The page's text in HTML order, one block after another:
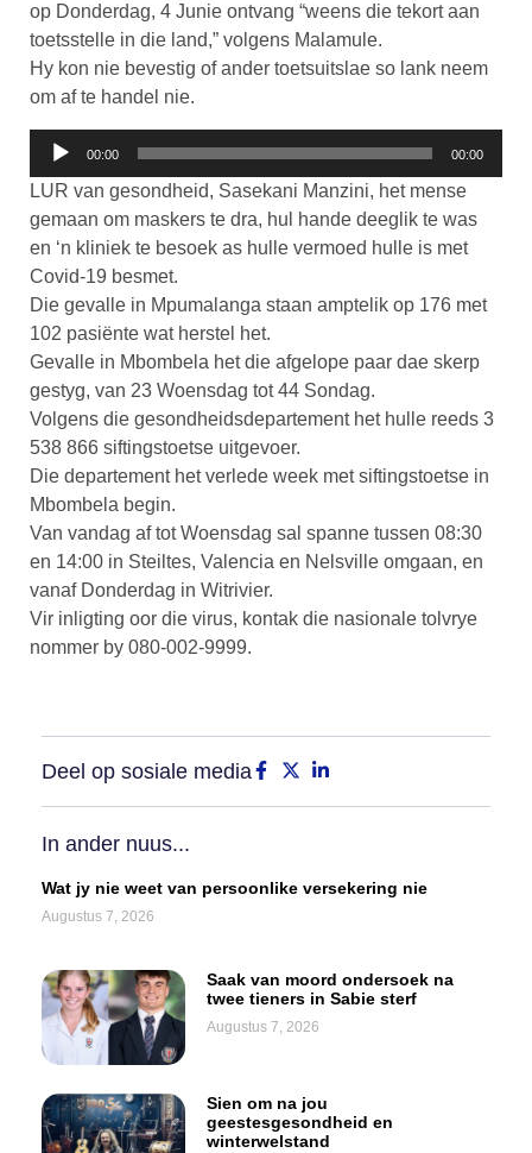
op Donderdag, 4 Junie ontvang “weens die tekort aan
toetsstelle in die land,” volgens Malamule.
Hy kon nie bevestig of ander toetsuitslae so lank neem
om af te handel nie.
Klankspeler
00:00 00:00
LUR van gesondheid, Sasekani Manzini, het mense
gemaan om maskers te dra, hul hande deeglik te was
en ‘n kliniek te besoek as hulle vermoed hulle is met
Covid-19 besmet.
Die gevalle in Mpumalanga staan amptelik op 176 met
102 pasiënte wat herstel het.
Gevalle in Mbombela het die afgelope paar dae skerp
gestyg, van 23 Woensdag tot 44 Sondag.
Volgens die gesondheidsdepartement het hulle reeds 3
538 866 siftingstoetse uitgevoer.
Die departement het verlede week met siftingstoetse in
Mbombela begin.
Van vandag af tot Woensdag sal spanne tussen 08:30
en 14:00 in Steiltes, Valencia en Nelsville omgaan, en
vanaf Donderdag in Witrivier.
Vir inligting oor die virus, kontak die nasionale tolvrye
nommer by 080-002-9999.
Deel op sosiale media
In ander nuus...
Wat jy nie weet van persoonlike versekering nie
Augustus 7, 2026
Saak van moord ondersoek na
twee tieners in Sabie sterf
Augustus 7, 2026
Sien om na jou
geestesgesondheid en
winterwelstand